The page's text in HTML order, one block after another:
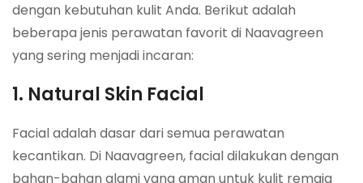
dengan kebutuhan kulit Anda. Berikut adalah
beberapa jenis perawatan favorit di Naavagreen
yang sering menjadi incaran:
1. Natural Skin Facial
Facial adalah dasar dari semua perawatan
kecantikan. Di Naavagreen, facial dilakukan dengan
bahan-bahan alami yang aman untuk kulit remaja